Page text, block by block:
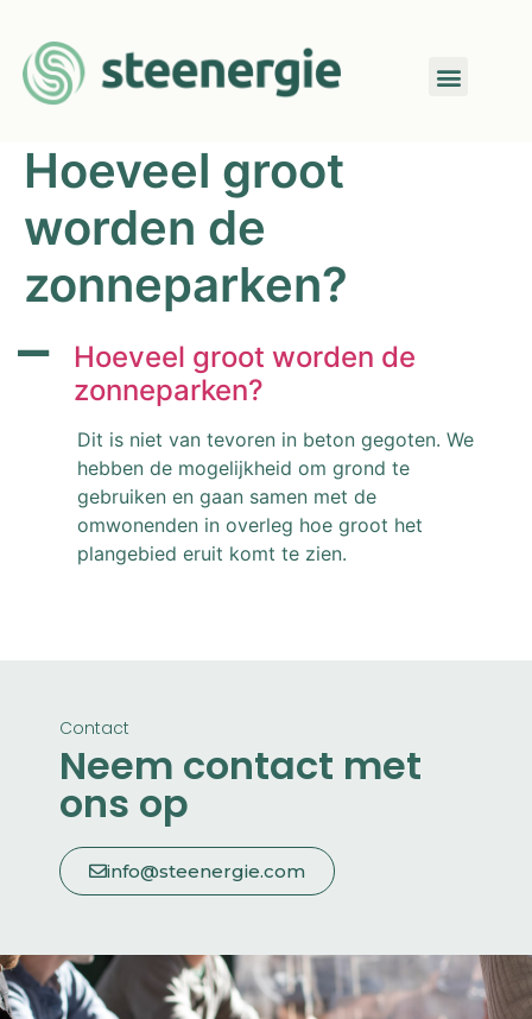
Hoeveel groot
worden de
zonneparken?
A
Hoeveel groot worden de
zonneparken?
Dit is niet van tevoren in beton gegoten. We
hebben de mogelijkheid om grond te
gebruiken en gaan samen met de
omwonenden in overleg hoe groot het
plangebied eruit komt te zien.
Contact
Neem contact met
ons op
info@steenergie.com